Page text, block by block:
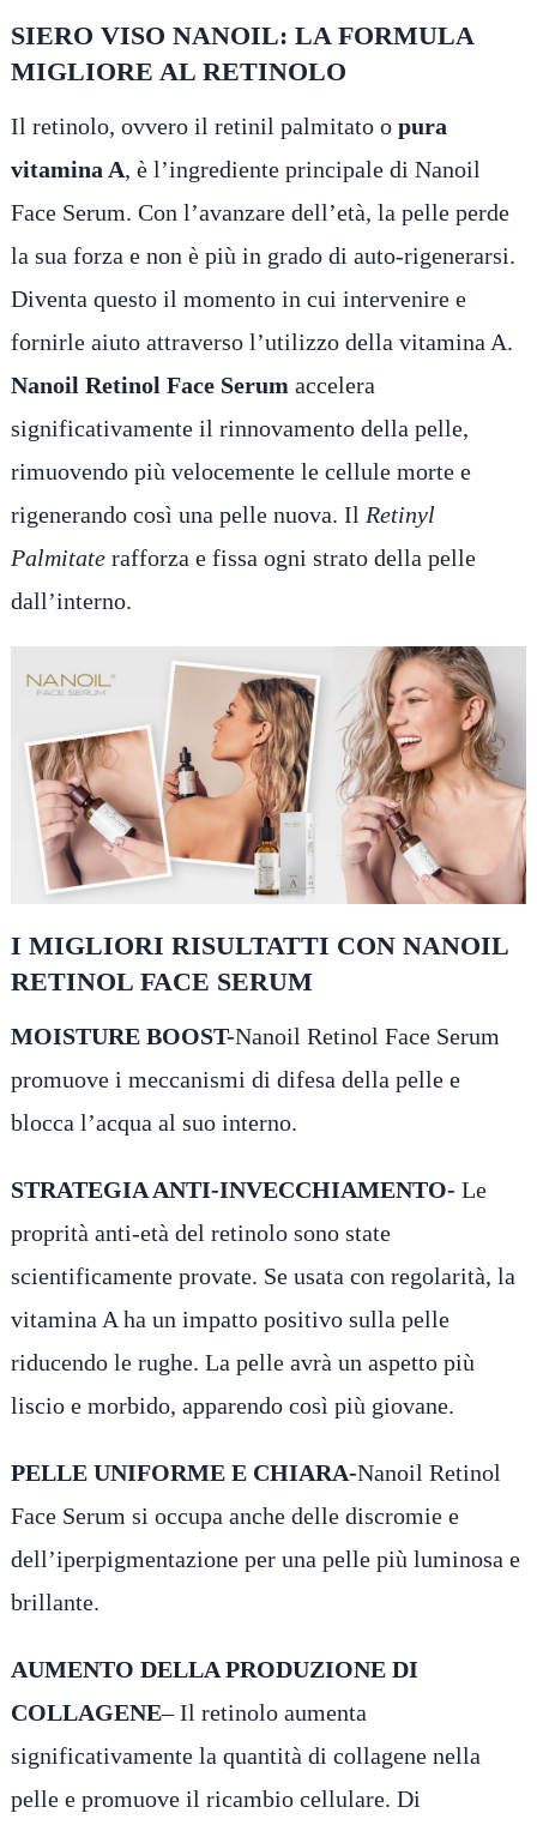
SIERO VISO NANOIL: LA FORMULA
MIGLIORE AL RETINOLO
Il retinolo, ovvero il retinil palmitato o pura
vitamina A, è l’ingrediente principale di Nanoil
Face Serum. Con l’avanzare dell’età, la pelle perde
la sua forza e non è più in grado di auto-rigenerarsi.
Diventa questo il momento in cui intervenire e
fornirle aiuto attraverso l’utilizzo della vitamina A.
Nanoil Retinol Face Serum accelera
significativamente il rinnovamento della pelle,
rimuovendo più velocemente le cellule morte e
rigenerando così una pelle nuova. Il Retinyl
Palmitaterafforza e fissa ogni strato della pelle
dall’interno.
I MIGLIORI RISULTATTI CON NANOIL
RETINOL FACE SERUM
MOISTURE BOOST-Nanoil Retinol Face Serum
promuove i meccanismi di difesa della pelle e
blocca l’acqua al suo interno.
STRATEGIA ANTI-INVECCHIAMENTO- Le
proprità anti-età del retinolo sono state
scientificamente provate. Se usata con regolarità, la
vitamina A ha un impatto positivo sulla pelle
riducendo le rughe. La pelle avrà un aspetto più
liscio e morbido, apparendo così più giovane.
PELLE UNIFORME E CHIARA-Nanoil Retinol
Face Serum si occupa anche delle discromie e
dell’iperpigmentazione per una pelle più luminosa e
brillante.
AUMENTO DELLA PRODUZIONE DI
COLLAGENE– Il retinolo aumenta
significativamente la quantità di collagene nella
pelle e promuove il ricambio cellulare. Di